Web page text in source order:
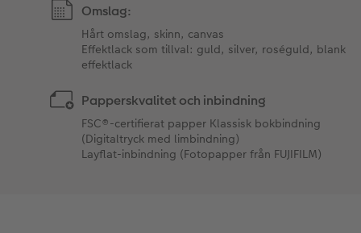
Omslag:
Hårt omslag, skinn, canvas
Effektlack som tillval: guld, silver, roséguld, blank
effektlack
Papperskvalitet och inbindning
FSC®-certifierat papper Klassisk bokbindning
(Digitaltryck med limbindning)
Layflat-inbindning (Fotopapper från FUJIFILM)